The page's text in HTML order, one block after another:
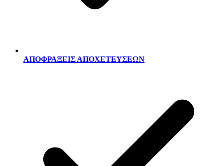
ΑΠΟΦΡΑΞΕΙΣ ΑΠΟΧΕΤΕΥΣΕΩΝ